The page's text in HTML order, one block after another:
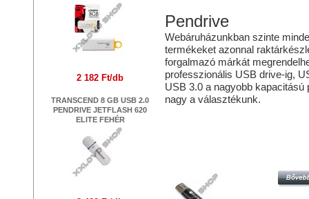
2 182 Ft/db
TRANSCEND 8 GB USB 2.0
PENDRIVE JETFLASH 620
ELITE FEHÉR
Pendrive
Webáruházunkban szinte
termékeket azonnal
forgalmazó márkát
professzionális USB drive-ig,
USB 3.0 a nagyobb
nagy a választékunk.